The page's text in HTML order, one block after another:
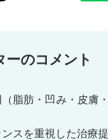
ーのコメント
脂肪・凹み・皮膚
スを重視した治療